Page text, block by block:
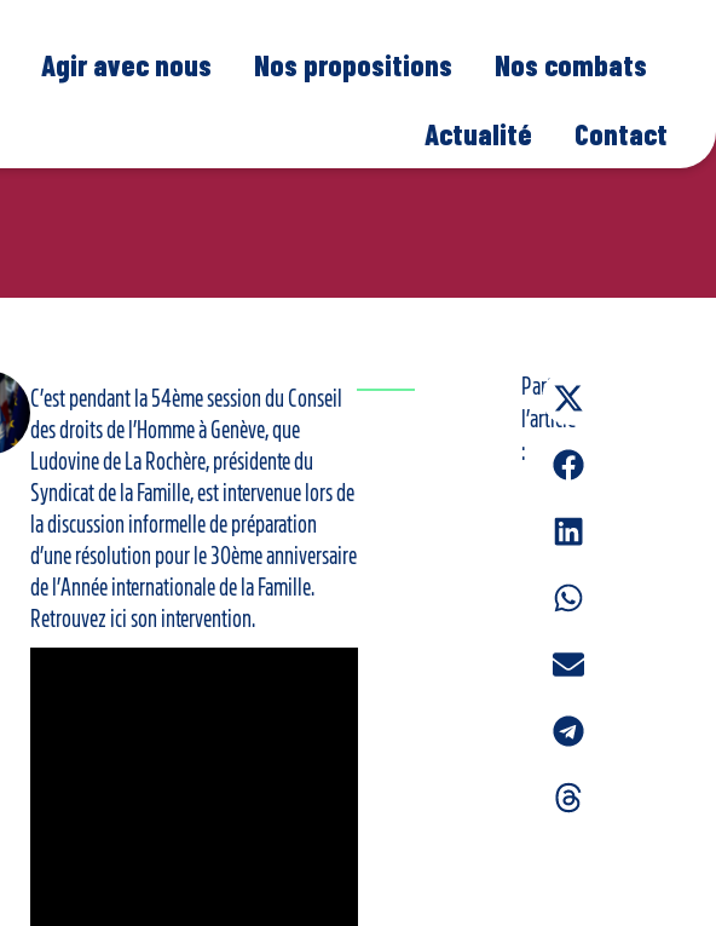
Agir avec nous Nos propositions
Nos combats
Actualité
Contact
C’est pendant la 54ème session du Conseil
des droits de l’Homme à Genève, que
Ludovine de La Rochère, présidente du
Syndicat de la Famille, est intervenue lors de
la discussion informelle de préparation
d’une résolution pour le 30ème anniversaire
de l’Année internationale de la Famille.
Retrouvez ici son intervention.
Partager
l’article
: